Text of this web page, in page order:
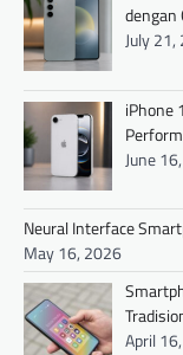
dengan
July
iPhone
June
Neural Interface
May 16, 2026
April